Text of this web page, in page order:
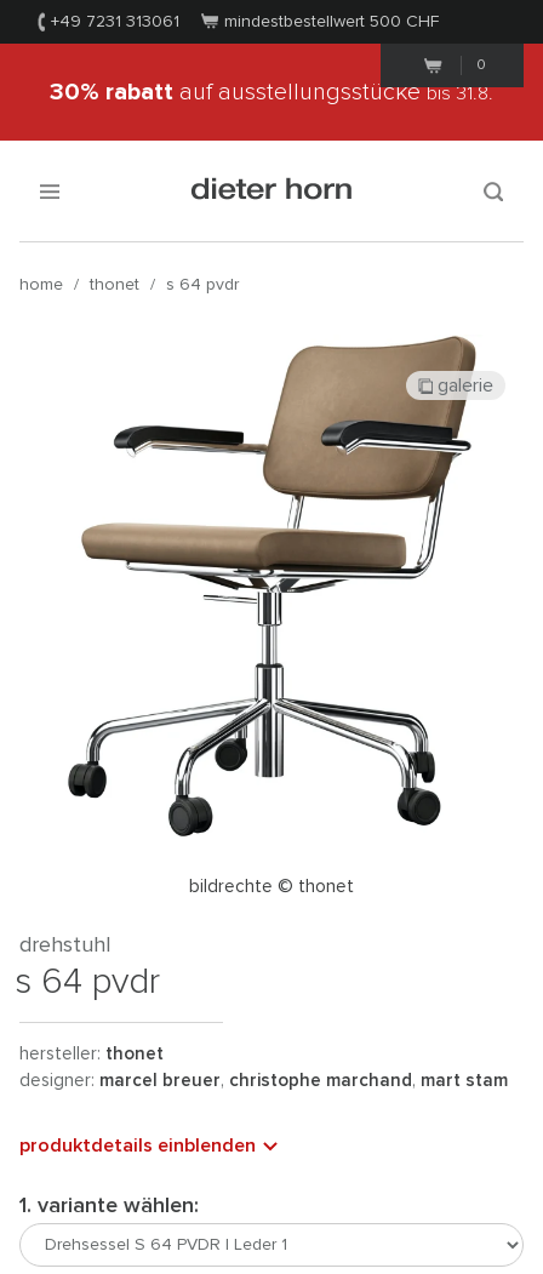
+49 7231 313061 mindestbestellwert 500 CHF
0
30% rabatt auf ausstellungsstückebis 31.8.
home / thonet / s 64 pvdr
bildrechte © thonet
galerie
drehstuhl
s 64 pvdr
hersteller: thonet
designer: marcel breuer, christophe marchand , mart stam
produktdetails einblenden
1. variante wählen: